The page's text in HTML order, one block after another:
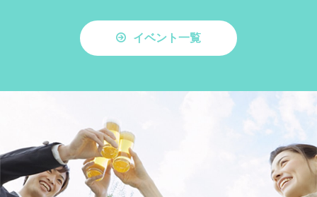
イベント一覧